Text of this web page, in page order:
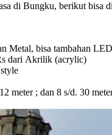
di Bungku, berikut bisa
Metal, bisa tambahan
dari Akrilik (acrylic)
meter ; dan 8 s/d. 30